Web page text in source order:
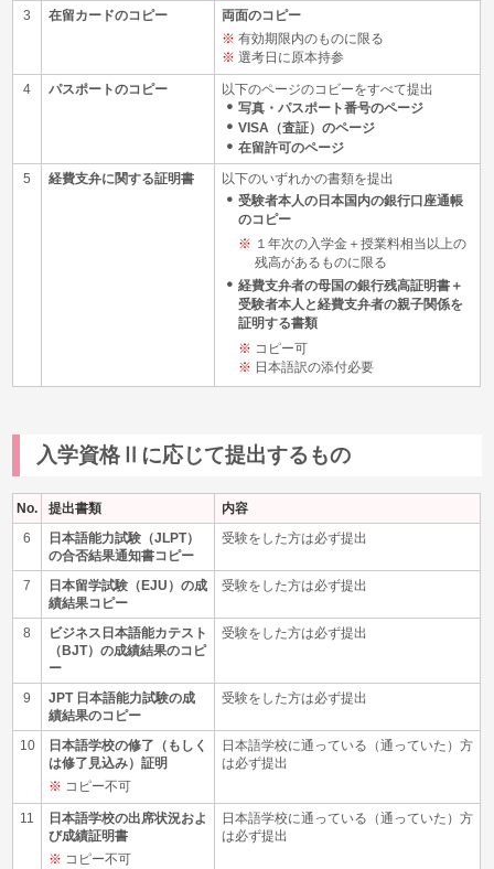
3 在留カードのコピー
両面のコピー
有効期限内のものに限る
選考日に原本持参
4 パスポートのコピー
以下のページのコビーをすべて提出
写真・パスポート番号のページ
VISA（査証）のページ
在留許可のページ
5 経費支弁に関する証明書
以下のいずれかの書類を提出
受験者本人の日本国内の銀行口座通帳
のコピー
１年次の入学金＋授業料相当以上の
残高があるものに限る
経費支弁者の母国の銀行残高証明書＋
受験者本人と経費支弁者の親子関係を
証明する書類
コピー可
日本語訳の添付必要
入学資格Ⅱに応じて提出するもの
No. 提出書類 内容
6
日本語能力試験（JLPT）
の合否結果通知書コピー
受験をした方は必ず提出
7 日本留学試験（EJU）の成
績結果コピー
受験をした方は必ず提出
8
ビジネス日本語能カテスト
（BJT）の成績結果のコピ
ー
受験をした方は必ず提出
9 JPT 日本語能力試験の成
績結果のコピー
受験をした方は必ず提出
10 日本語学校の修了 （もしく
は修了見込み）証明
コピー不可
日本語学校に通っている（通っていた）方
は必ず提出
11 日本語学校の出席状況およ
び成績証明書
コピー不可
日本語学校に通っている（通っていた）方
は必ず提出